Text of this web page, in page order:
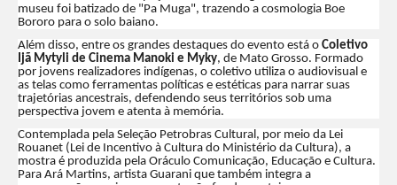
museu foi batizado de "Pa Muga", trazendo a cosmologia Boe
Bororo para o solo baiano.
Além disso, entre os grandes destaques do evento está o Coletivo
Ijã Mytyli de Cinema Manoki e Myky, de Mato Grosso. Formado
por jovens realizadores indígenas, o coletivo utiliza o audiovisual e
as telas como ferramentas políticas e estéticas para narrar suas
trajetórias ancestrais, defendendo seus territórios sob uma
perspectiva jovem e atenta à memória.
Contemplada pela Seleção Petrobras Cultural, por meio da Lei
Rouanet (Lei de Incentivo à Cultura do Ministério da Cultura), a
mostra é produzida pela Oráculo Comunicação, Educação e Cultura.
Para Ará Martins, artista Guarani que também integra a